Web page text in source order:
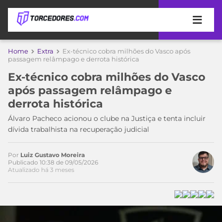
APOSTAS
DE
APOSTA
MELHORES
SITES
DE
APOSTAS
2026
COPA
DO
MUNDO
TIMES
MEU
TIME
CAMPEONATOS
Home Extra
Ex-técnico cobra milhões do Vasco após
passagem relâmpago e derrota histórica
Ex-técnico cobra milhões do Vasco
após passagem relâmpago e
derrota histórica
Álvaro Pacheco acionou o clube na Justiça e tenta incluir
dívida trabalhista na recuperação judicial
Por Luiz Gustavo Moreira
Publicado 10:38 de 09/05/2026
Atualizado há 3 meses